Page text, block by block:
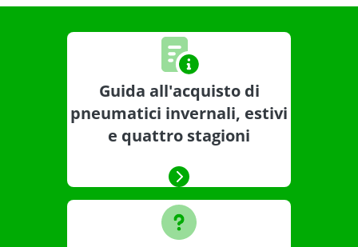
Guida all'acquisto di
pneumatici invernali, estivi
e quattro stagioni